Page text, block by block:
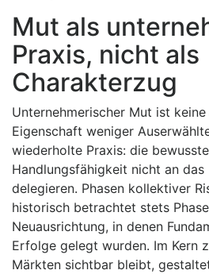
Mut als
Praxis, nicht als
Charakterzug
Unternehmerischer Mut ist
Eigenschaft weniger
wiederholte Praxis: die
Handlungsfähigkeit nicht an
delegieren. Phasen kollektiver
historisch betrachtet stets
Neuausrichtung, in denen
Erfolge gelegt wurden. Im Kern
Märkten sichtbar bleibt,